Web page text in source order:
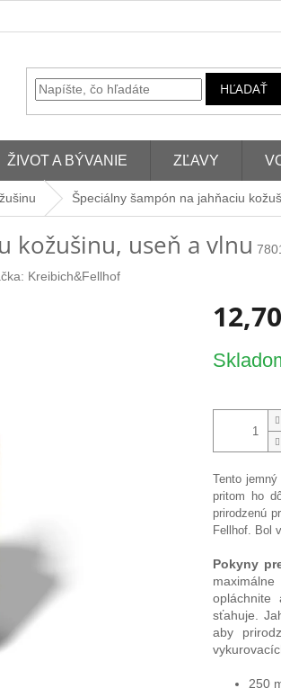
HĽADAŤ
ŽIVOT A BÝVANIE ZĽAVY
Špeciálny šampón na jahňaciu
kožušinu, useň a vlnu
Kreibich&Fellhof
cena:
Tento
pritom ho
prirodzenú
Fellhof. Bol
Pokyny
sťahuje.
aby
250